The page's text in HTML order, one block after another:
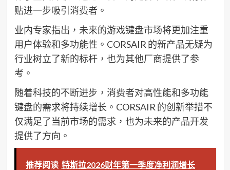
贴进一步吸引消费者。
业内专家指出，未来的游戏键盘市场将更加注重
用户体验和多功能性。CORSAIR 的新产品无疑为
行业树立了新的标杆，也为其他厂商提供了参
考。
随着科技的不断进步，消费者对高性能和多功能
键盘的需求将持续增长。CORSAIR 的创新举措不
仅满足了当前市场的需求，也为未来的产品开发
提供了方向。
推荐阅读 特斯拉2026财年第一季度净利润增长